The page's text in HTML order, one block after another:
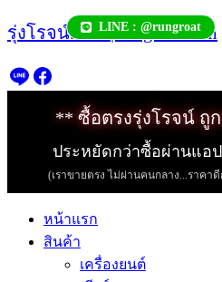
Skip
to
LINE : @rungroat
รุ่งโรจน์.com | rungroat.com
** ซื้อตรงรุ่งโรจน์ ถู
ประหยัดกว่าซื้อผ่านแอป
(เราขายตรง ไม่ผ่านคนกลาง...ราคา
หน้าแรก
สินค้า
เครื่องยนต์